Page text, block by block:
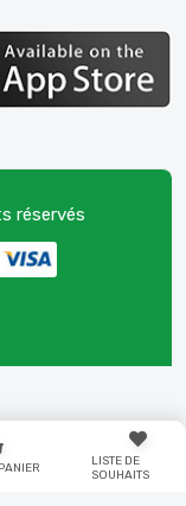
LISTE DE
SOUHAITS
réservés